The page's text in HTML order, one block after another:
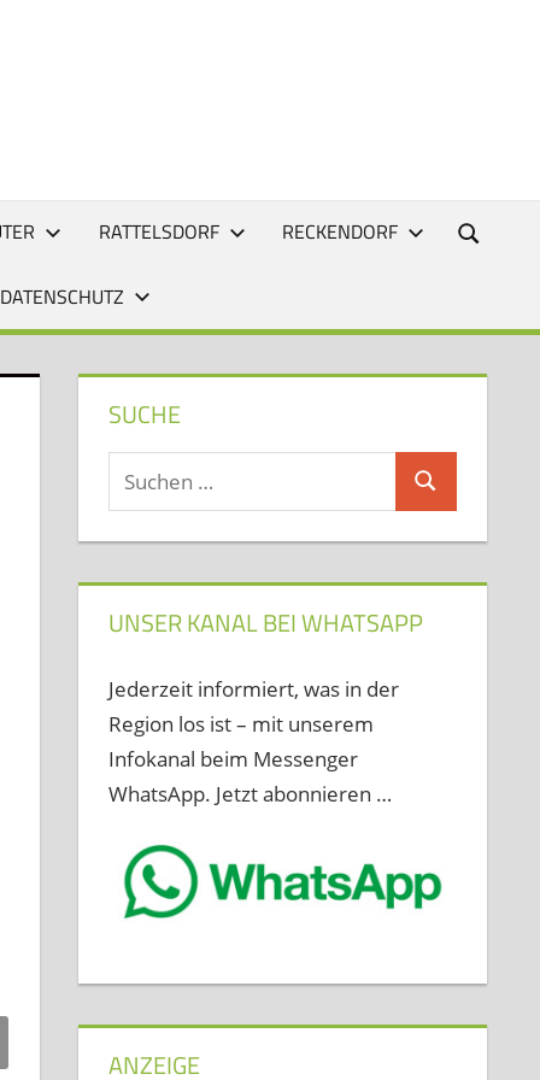
RATTELSDORF RECKENDORF
SUCHE
Suchen
nach:
Suchen
UNSER KANAL BEI WHATSAPP
Jederzeit informiert, was in der
Region los ist – mit unserem
Infokanal beim Messenger
WhatsApp. Jetzt abonnieren …
ANZEIGE